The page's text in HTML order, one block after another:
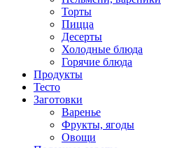
Торты
Пицца
Десерты
Холодные блюда
Горячие блюда
Продукты
Тесто
Заготовки
Варенье
Фрукты, ягоды
Овощи